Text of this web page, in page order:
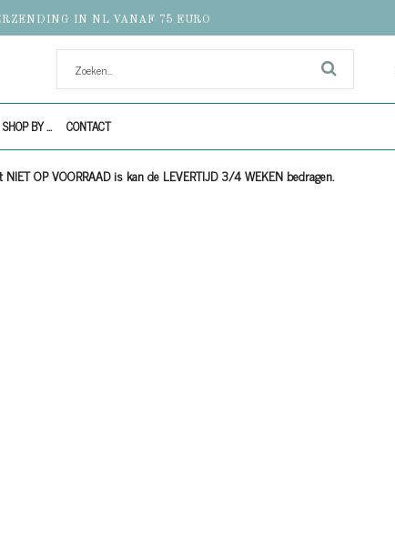
IN NL VANAF 75 EURO
SHOP BY ... CONTACT
OP VOORRAAD is kan de LEVERTIJD 3/4 WEKEN bedragen.